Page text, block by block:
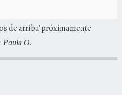
de arriba’ próximamente
Paula O.